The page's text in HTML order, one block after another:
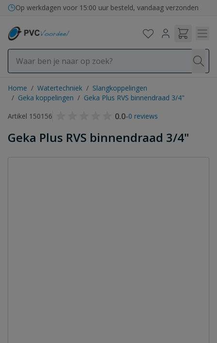
Ga naar de inhoud
Op werkdagen voor 15:00 uur besteld, vandaag verzonden
Home / Watertechniek / Slangkoppelingen
/ Geka koppelingen / Geka Plus RVS binnendraad 3/4"
Artikel 150156
0.0-0 reviews
Geka Plus RVS binnendraad 3/4"